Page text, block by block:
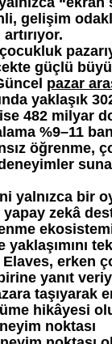
gelişim
güçlü
pazar
yaklaşık
482 milyar
%9–11
öğrenme,
yalnızca bir
zekâ
yaklaşımını
erken
yanıt
taşıyarak
hikâyesi
noktası